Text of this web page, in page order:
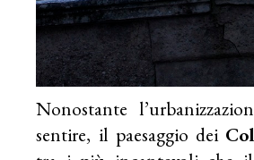
Nonostante
sentire, il paesaggio dei